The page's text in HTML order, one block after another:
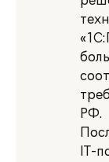
РФ.
IT-